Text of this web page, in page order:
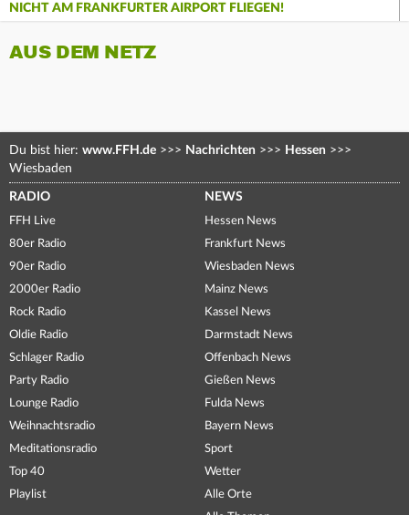
NICHT AM FRANKFURTER AIRPORT FLIEGEN!
AUS DEM NETZ
Du bist hier: www.FFH.de >>> Nachrichten >>> Hessen >>>
Wiesbaden
RADIO
FFH Live
80er Radio
90er Radio
2000er Radio
Rock Radio
Oldie Radio
Schlager Radio
Party Radio
Lounge Radio
Weihnachtsradio
Meditationsradio
Top 40
Playlist
NEWS
Hessen News
Frankfurt News
Wiesbaden News
Mainz News
Kassel News
Darmstadt News
Offenbach News
Gießen News
Fulda News
Bayern News
Sport
Wetter
Alle Orte